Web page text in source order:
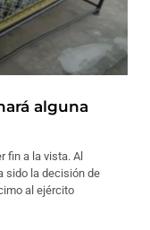
alguna
fin a la vista. Al
sido la decisión de
al ejército